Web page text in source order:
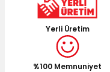
Ürün
Ürün fiyatı diğer
Bu ürüne benzer
Yerli Üretim
%100 Memnuniyet